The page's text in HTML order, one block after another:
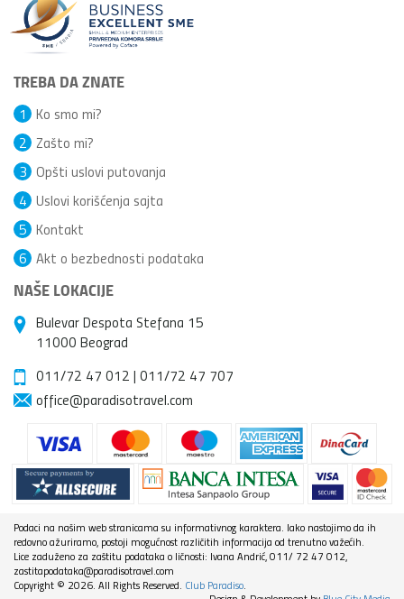
TREBA DA ZNATE
Ko smo mi?
1
Zašto mi?
2
Opšti uslovi putovanja
3
Uslovi korišćenja sajta
4
Kontakt
5
Akt o bezbednosti podataka
6
NAŠE LOKACIJE
Bulevar Despota Stefana 15
11000 Beograd
011/72 47 012 | 011/72 47 707
office@paradisotravel.com
Podaci na našim web stranicama su informativnog karaktera. Iako nastojimo da ih
redovno ažuriramo, postoji mogućnost različitih informacija od trenutno važećih.
Lice zaduženo za zaštitu podataka o ličnosti: Ivana Andrić, 011/ 72 47 012,
zastitapodataka@paradisotravel.com
Copyright © 2026. All Rights Reserved. Club Paradiso.